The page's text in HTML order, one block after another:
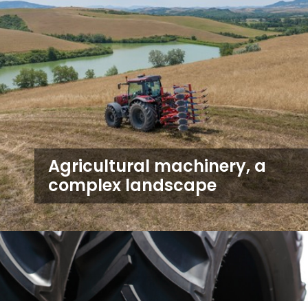
Agricultural machinery, a
complex landscape